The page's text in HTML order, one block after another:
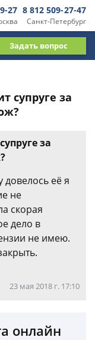
27
Санкт-Петербург
8 812 509-27-47
Задать вопрос
супруге за
за
её я
не
скорая
дело в
не имею.
23 мая 2018 г. 17:10
онлайн